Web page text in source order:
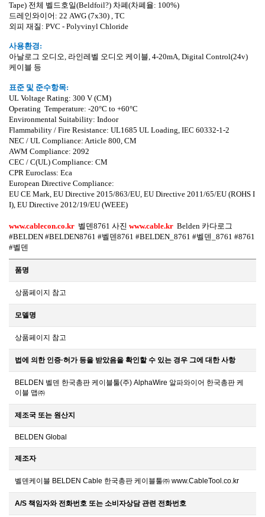
Tape) 전체 벨드호일(Beldfoil?) 차폐(차폐율: 100%)
드레인와이어 : 22 AWG (7x30) , TC
외피 재질 : PVC - Polyvinyl Chloride
사용환경:
아날로그 오디오, 라인레벨 오디오 케이블, 4-20mA, Digital Control(24v)
케이블 등
표준 및 준수항목:
UL Voltage Rating: 300 V (CM)
Operating Temperature: -20°C to +60°C
Environmental Suitability: Indoor
Flammability / Fire Resistance: UL1685 UL Loading, IEC 60332-1-2
NEC / UL Compliance: Article 800, CM
AWM Compliance: 2092
CEC / C(UL) Compliance: CM
CPR Euroclass: Eca
European Directive Compliance:
EU CE Mark, EU Directive 2015/863/EU, EU Directive 2011/65/EU (ROHS I
I), EU Directive 2012/19/EU (WEEE)
www.cablecon.co.kr 벨덴8761 사진 www.cable.kr Belden 카다로그
#BELDEN #BELDEN8761 #벨덴8761 #BELDEN_8761 #벨덴 _8761 #8761
#벨덴
품명
상품페이지 참고
모델명
상품페이지 참고
법에 의한 인증·허가 등을 받았음을 확인할 수 있는 경우 그에 대한 사항
BELDEN 벨덴 한국총판 케이블툴(주) AlphaWire 알파와이어 한국총판 케
이블 맵㈜
제조국 또는 원산지
BELDEN Global
제조자
벨덴케이블 BELDEN Cable 한국총판 케이블툴㈜ www.CableTool.co.kr
A/S 책임자와 전화번호 또는 소비자상담 관련 전화번호